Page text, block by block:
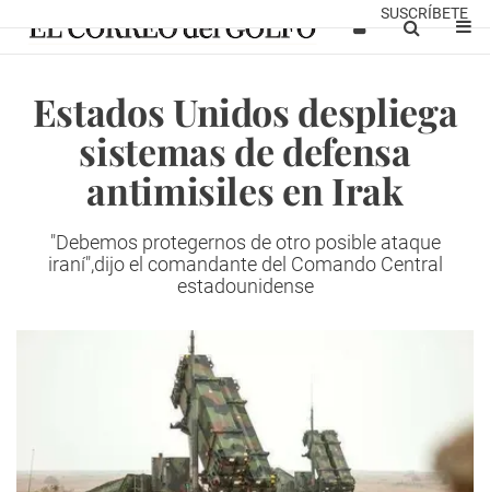
SUSCRÍBETE
Estados Unidos despliega
sistemas de defensa
antimisiles en Irak
"Debemos protegernos de otro posible ataque
iraní",dijo el comandante del Comando Central
estadounidense